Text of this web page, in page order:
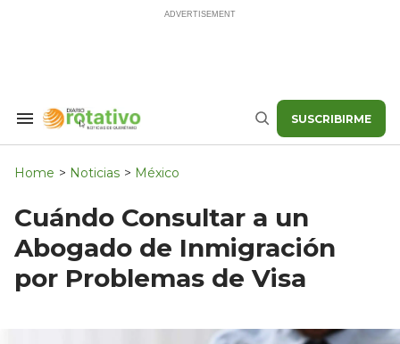
Search
Navigation
Buscar SUSCRIBIRME
Home > Noticias > México
Cuándo Consultar a un
Abogado de Inmigración
por Problemas de Visa